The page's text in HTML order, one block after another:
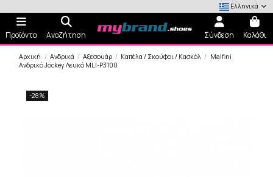
Ελληνικά
Προϊόντα Αναζήτηση Σύνδεση Καλάθι
Αρχική Ανδρικά Αξεσουάρ Καπέλα / Σκούφοι / Κασκόλ
Malfini
Ανδρικό Jockey Λευκό MLI-P3100
-28%